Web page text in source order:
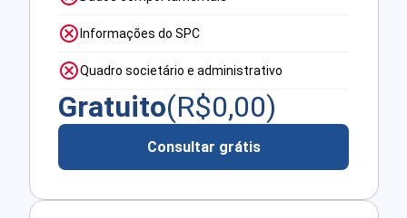
Informações do SPC
Quadro societário e administrativo
Gratuito(R$0,00)
Consultar grátis